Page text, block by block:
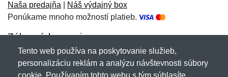
E-mail:
Správa*
Správa*
Naša predajňa
Náš výdajný box
Ponúkame mnoho možností platieb.
Zákaznícky servis
Novinky emailom
Tento web používa na poskytovanie služieb,
personalizáciu reklám a analýzu návštevnosti súbory
cookie. Používaním tohto webu s tým súhlasíte.